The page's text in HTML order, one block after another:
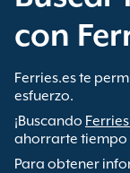
con
Ferries.es te
esfuerzo.
¡Buscando
ahorrarte tiempo
Para obtener